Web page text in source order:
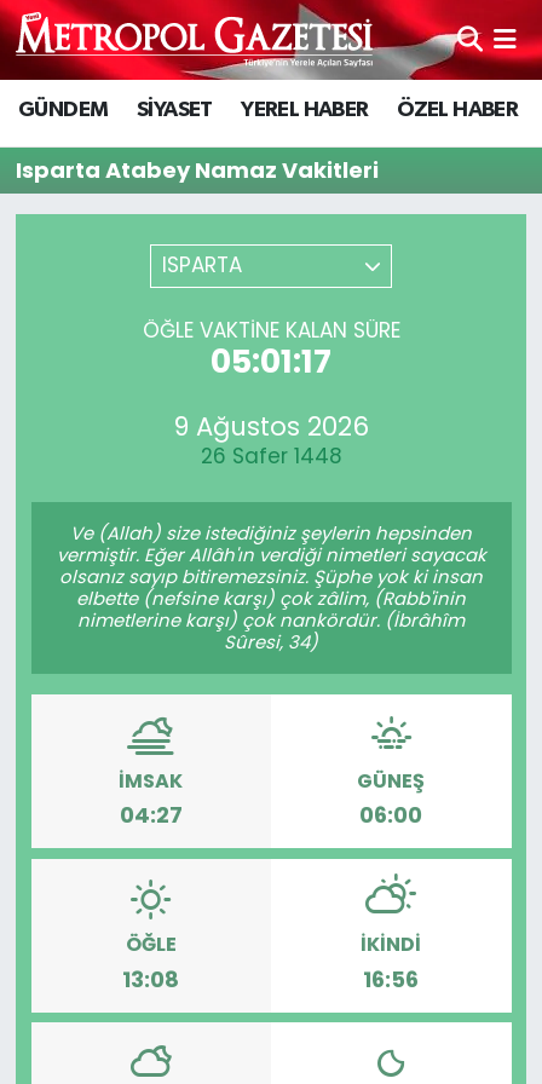
GÜNDEM SİYASET YEREL HABER ÖZEL HABER
Isparta Atabey Namaz Vakitleri
ISPARTA
ÖĞLE VAKTİNE KALAN SÜRE
05:01:17
9 Ağustos 2026
26 Safer 1448
Ve (Allah) size istediğiniz şeylerin hepsinden
vermiştir. Eğer Allâh'ın verdiği nimetleri sayacak
olsanız sayıp bitiremezsiniz. Şüphe yok ki insan
elbette (nefsine karşı) çok zâlim, (Rabb'inin
nimetlerine karşı) çok nankördür. (İbrâhîm
Sûresi, 34)
İMSAK
04:27
GÜNEŞ
06:00
ÖĞLE
13:08
İKINDI
16:56
Hava Durumu
Trafik Durumu
Süper Lig Puan Durumu ve Fikstür
Tüm Manşetler
Son Dakika Haberleri